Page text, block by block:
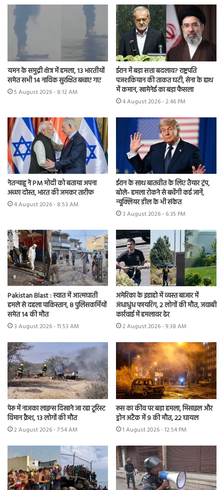
यमन के समुद्री क्षेत्र में हमला, 13 भारतीयों
समेत सभी 14 नाविक सुरक्षित बचाए गए
5 August 2026 - 8:12 AM
ईरान में बड़ा सत्ता बदलाव? राष्ट्रपति
पजशकियान की ताकत घटी, सेना के हाथ
में कमान, खामेनेई का बड़ा फैसला
4 August 2026 - 2:46 PM
नेतन्याहू ने PM मोदी को बताया अपना
अच्छा दोस्त, भारत की जमकर तारीफ
4 August 2026 - 8:53 AM
ईरान के साथ बातचीत के लिए तैयार ट्रंप,
बोले- हमला रोकने से बचेंगी कई जानें,
न्यूक्लियर डील के भी संकेत
3 August 2026 - 6:35 PM
Pakistan Blast : स्वात में आत्मघाती
हमले से दहला पाकिस्तान, 8 पुलिसकर्मियों
समेत 14 की मौत
3 August 2026 - 11:53 AM
अमेरिका के इडाहो में व्यस्त बाजार में
अंधाधुंध फायरिंग, 2 लोगों की मौत, जवाबी
कार्रवाई में हमलावर ढेर
2 August 2026 - 9:38 AM
पेरू में नाजका लाइन्स दिखाने जा रहा टूरिस्ट
विमान क्रैश, 13 लोगों की मौत
2 August 2026 - 7:54 AM
रूस का कीव पर बड़ा हमला, मिसाइल और
ड्रोन अटैक में 9 की मौत, 22 घायल
1 August 2026 - 12:54 PM